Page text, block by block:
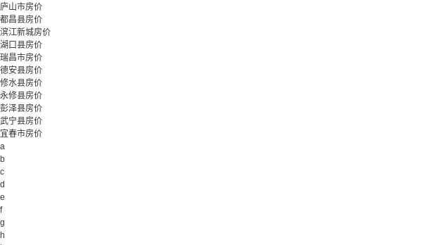
庐山市房价
都昌县房价
滨江新城房价
湖口县房价
瑞昌市房价
德安县房价
修水县房价
永修县房价
彭泽县房价
武宁县房价
宜春市房价
a
b
c
d
e
f
g
h